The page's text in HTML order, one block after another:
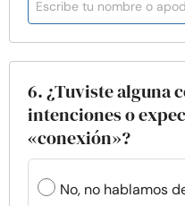
6. ¿Tuviste alguna
intenciones o
«conexión»?
No, no hablamos